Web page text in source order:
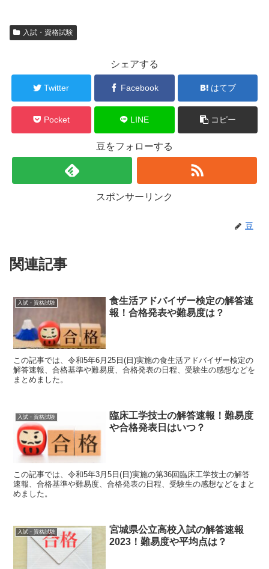
入試・資格試験
シェアする
Twitter Facebook はてブ
Pocket LINE コピー
豆をフォローする
スポンサーリンク
豆
関連記事
入試・資格試験
食生活アドバイザー検定の解答速
報！合格発表や難易度は？
この記事では、令和5年6月25日(日)実施の食生活アドバイザー検定の
解答速報、合格基準や難易度、合格発表の日程、受験生の感想などを
まとめました。
入試・資格試験
臨床工学技士の解答速報！難易度
や合格発表日はいつ？
この記事では、令和5年3月5日(日)実施の第36回臨床工学技士の解答
速報、合格基準や難易度、合格発表の日程、受験生の感想などをまと
めました。
入試・資格試験
宮城県公立高校入試の解答速報
2023！難易度や平均点は？